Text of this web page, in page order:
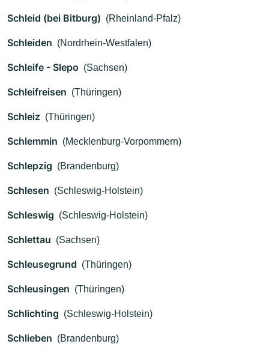
Schleid (bei Bitburg) (Rheinland-Pfalz)
Schleiden (Nordrhein-Westfalen)
Schleife - Slepo (Sachsen)
Schleifreisen (Thüringen)
Schleiz (Thüringen)
Schlemmin (Mecklenburg-Vorpommern)
Schlepzig (Brandenburg)
Schlesen (Schleswig-Holstein)
Schleswig (Schleswig-Holstein)
Schlettau (Sachsen)
Schleusegrund (Thüringen)
Schleusingen (Thüringen)
Schlichting (Schleswig-Holstein)
Schlieben (Brandenburg)